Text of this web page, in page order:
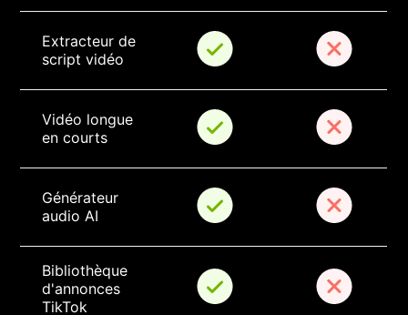
Extracteur de
script vidéo
Vidéo longue
en courts
Générateur
audio AI
Bibliothèque
d'annonces
TikTok